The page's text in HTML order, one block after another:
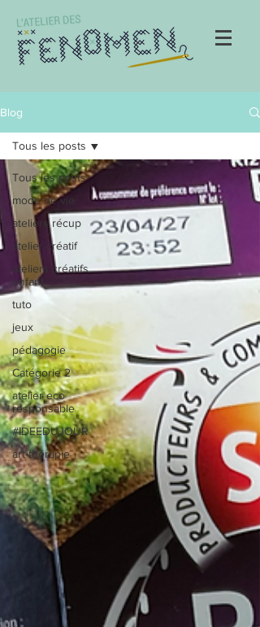
Blog
Tous les posts
mode de vie
ateliers récup
atelier créatif
ateliers créatifs
enfant
tuto
jeux
pédagogie
Catégorie 2
atelier eco
responsable
#IDEEDUJOUR
art-thérapie
Tous les posts